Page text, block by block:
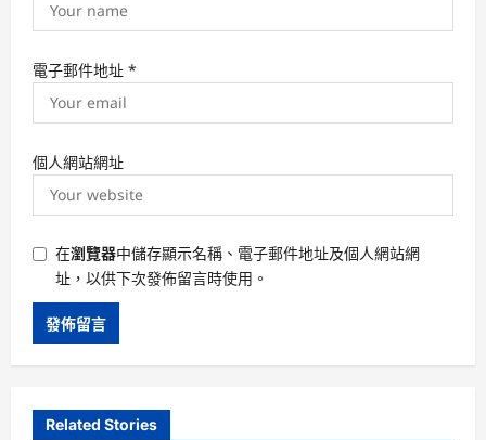
電子郵件地址 *
個人網站網址
在瀏覽器中儲存顯示名稱、電子郵件地址及個人網站網
址，以供下次發佈留言時使用。
Related Stories